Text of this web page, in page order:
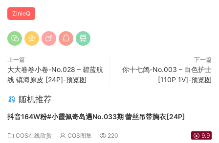
ZinieQ
上一篇
大大卷卷小卷-No.028 – 碧蓝航
线 镇海原皮 [24P]-预览图
下一篇
你十七鸽-No.003 – 白色护士
[110P 1V]-预览图
随机推荐
抖音164W粉#小霞佩奇岛遇No.033期 蕾丝吊带胸衣[24P]
COS在线欣赏 COS图集 220 9.9